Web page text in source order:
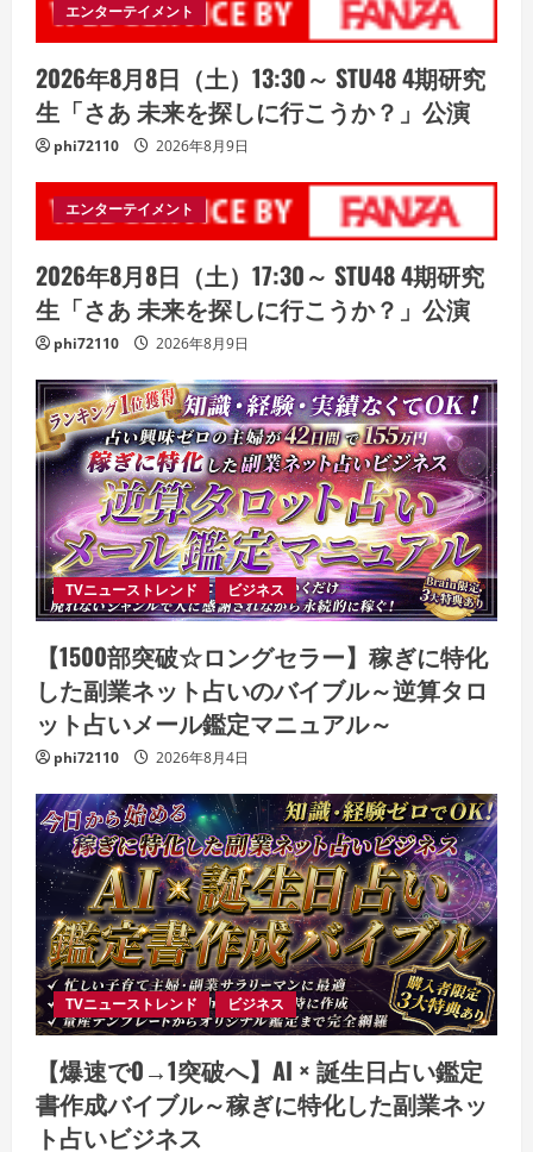
エンターテイメント
2026年8月8日（土）13:30～ STU48 4期研究
生「さあ 未来を探しに行こうか？」公演
phi72110 2026年8月9日
エンターテイメント
2026年8月8日（土）17:30～ STU48 4期研究
生「さあ 未来を探しに行こうか？」公演
phi72110 2026年8月9日
TVニューストレンド ビジネス
【1500部突破☆ロングセラー】稼ぎに特化
した副業ネット占いのバイブル～逆算タロ
ット占いメール鑑定マニュアル～
phi72110 2026年8月4日
TVニューストレンド ビジネス
【爆速で0→1突破へ】AI × 誕生日占い鑑定
書作成バイブル～稼ぎに特化した副業ネッ
ト占いビジネス